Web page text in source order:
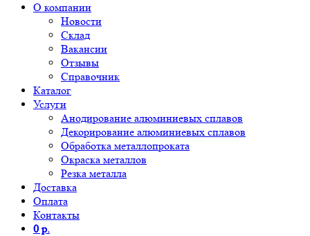
О компании
Новости
Склад
Вакансии
Отзывы
Справочник
Каталог
Услуги
Анодирование алюминиевых сплавов
Декорирование алюминиевых сплавов
Обработка металлопроката
Окраска металлов
Резка металла
Доставка
Оплата
Контакты
0 р.